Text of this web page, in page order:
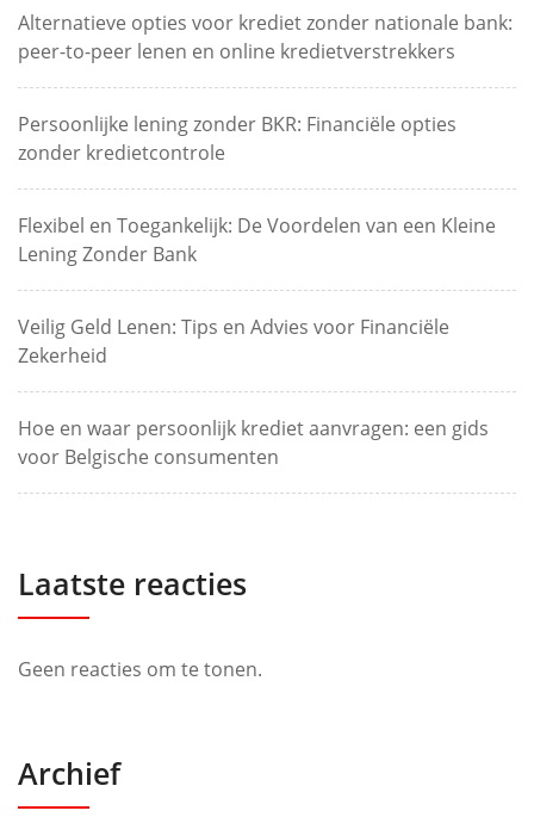
Alternatieve opties voor krediet zonder nationale bank:
peer-to-peer lenen en online kredietverstrekkers
Persoonlijke lening zonder BKR: Financiële opties
zonder kredietcontrole
Flexibel en Toegankelijk: De Voordelen van een Kleine
Lening Zonder Bank
Veilig Geld Lenen: Tips en Advies voor Financiële
Zekerheid
Hoe en waar persoonlijk krediet aanvragen: een gids
voor Belgische consumenten
Laatste reacties
Geen reacties om te tonen.
Archief